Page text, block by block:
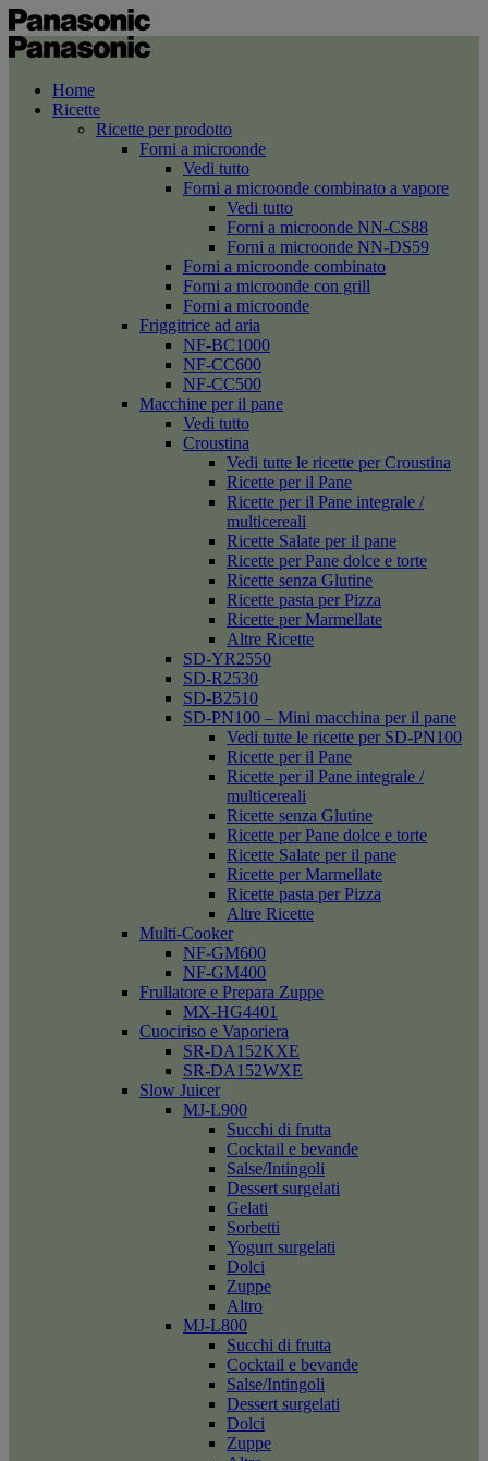
Home
Ricette
Ricette per prodotto
Forni a microonde
Vedi tutto
Forni a microonde combinato a vapore
Vedi tutto
Forni a microonde NN-CS88
Forni a microonde NN-DS59
Forni a microonde combinato
Forni a microonde con grill
Forni a microonde
Friggitrice ad aria
NF-BC1000
NF-CC600
NF-CC500
Macchine per il pane
Vedi tutto
Croustina
Vedi tutte le ricette per Croustina
Ricette per il Pane
Ricette per il Pane integrale /
multicereali
Ricette Salate per il pane
Ricette per Pane dolce e torte
Ricette senza Glutine
Ricette pasta per Pizza
Ricette per Marmellate
Altre Ricette
SD-YR2550
SD-R2530
SD-B2510
SD-PN100 – Mini macchina per il pane
Vedi tutte le ricette per SD-PN100
Ricette per il Pane
Ricette per il Pane integrale /
multicereali
Ricette senza Glutine
Ricette per Pane dolce e torte
Ricette Salate per il pane
Ricette per Marmellate
Ricette pasta per Pizza
Altre Ricette
Multi-Cooker
NF-GM600
NF-GM400
Frullatore e Prepara Zuppe
MX-HG4401
Cuociriso e Vaporiera
SR-DA152KXE
SR-DA152WXE
Slow Juicer
MJ-L900
Succhi di frutta
Cocktail e bevande
Salse/Intingoli
Dessert surgelati
Gelati
Sorbetti
Yogurt surgelati
Dolci
Zuppe
Altro
MJ-L800
Succhi di frutta
Cocktail e bevande
Salse/Intingoli
Dessert surgelati
Dolci
Zuppe